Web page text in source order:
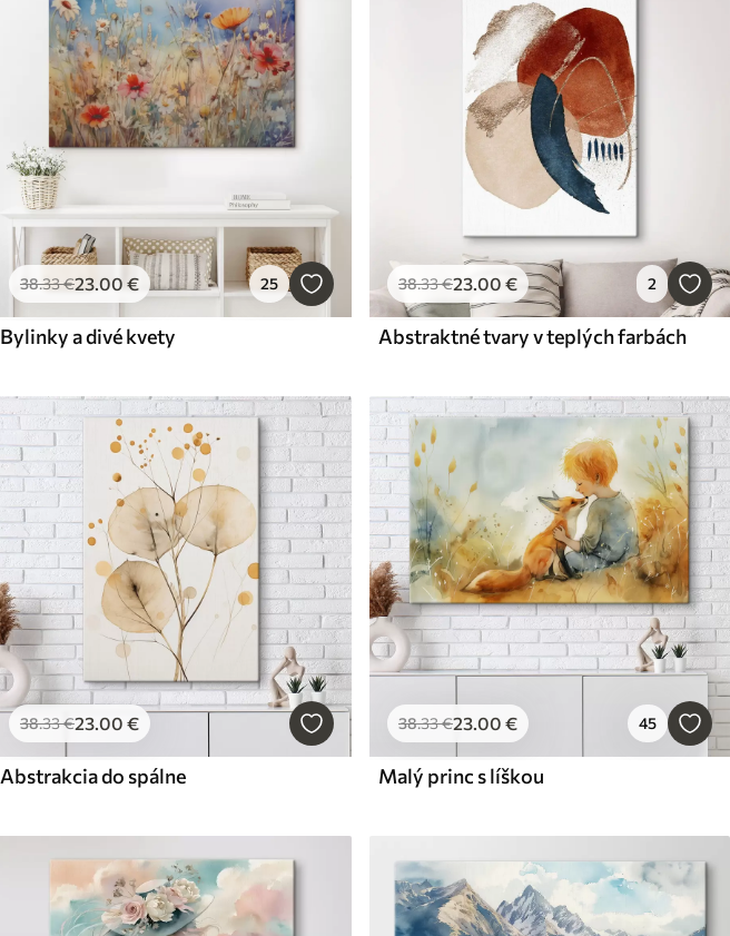
38.33€23.00 € 25
Bylinky a divé kvety
38.33€23.00 € 2
Abstraktné tvary v teplých farbách
38.33€23.00 €
Abstrakcia do spálne
38.33€23.00 € 45
Malý princ s líškou